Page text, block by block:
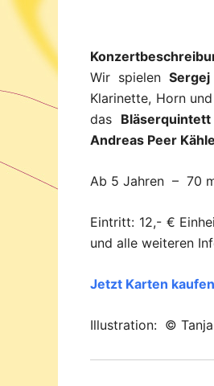
Wir spielen
Klarinette, Horn
das
Andreas Peer
Ab 5 Jahren – 70
Eintritt: 12,- €
und alle weiteren
Jetzt Karten kaufen
Illustration: ©